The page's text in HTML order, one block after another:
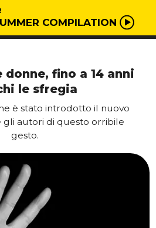
COMPILATION
donne, fino a 14 anni
le sfregia
è stato introdotto il nuovo
autori di questo orribile
gesto.